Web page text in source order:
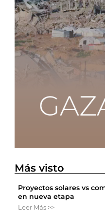
Más visto
Proyectos solares vs
en nueva etapa
Leer Más >>